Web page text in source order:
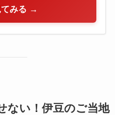
てみる →
ない！伊豆のご当地